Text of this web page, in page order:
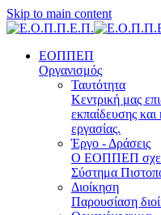
Skip to main content
ΕΟΠΠΕΠ
Οργανισμός
Ταυτότητα
Κεντρική μας
εκπαίδευσης και
εργασίας.
Έργο - Δράσεις
Ο ΕΟΠΠΕΠ
Σύστημα
Διοίκηση
Παρουσίαση